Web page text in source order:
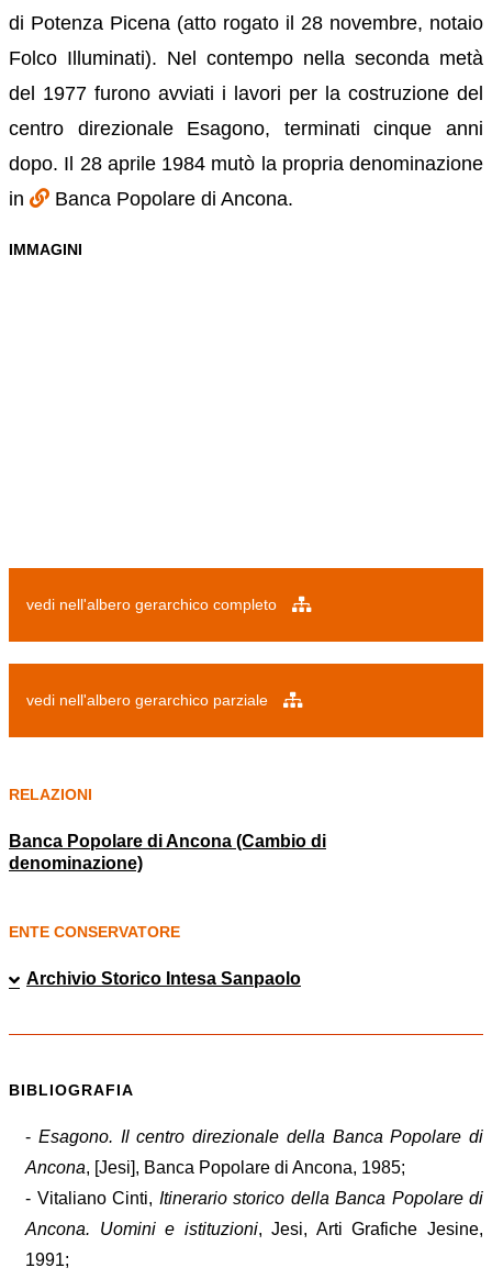
di Potenza Picena (atto rogato il 28 novembre, notaio
Folco Illuminati). Nel contempo nella seconda metà
del 1977 furono avviati i lavori per la costruzione del
centro direzionale Esagono, terminati cinque anni
dopo. Il 28 aprile 1984 mutò la propria denominazione
in
Banca Popolare di Ancona.
IMMAGINI
vedi nell'albero gerarchico completo
vedi nell'albero gerarchico parziale
RELAZIONI
Banca Popolare di Ancona (Cambio di
denominazione)
ENTE CONSERVATORE
Archivio Storico Intesa Sanpaolo
BIBLIOGRAFIA
- Esagono. Il centro direzionale della Banca Popolare di
Ancona, [Jesi], Banca Popolare di Ancona, 1985;
- Vitaliano Cinti, Itinerario storico della Banca Popolaredi
Ancona. Uomini e istituzioni, Jesi, Arti Grafiche Jesine,
1991;